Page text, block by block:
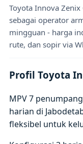
Toyota Innova Zenix
sebagai operator
mingguan - harga
rute, dan sopir via
Profil Toyota
MPV 7
harian di
fleksibel untuk